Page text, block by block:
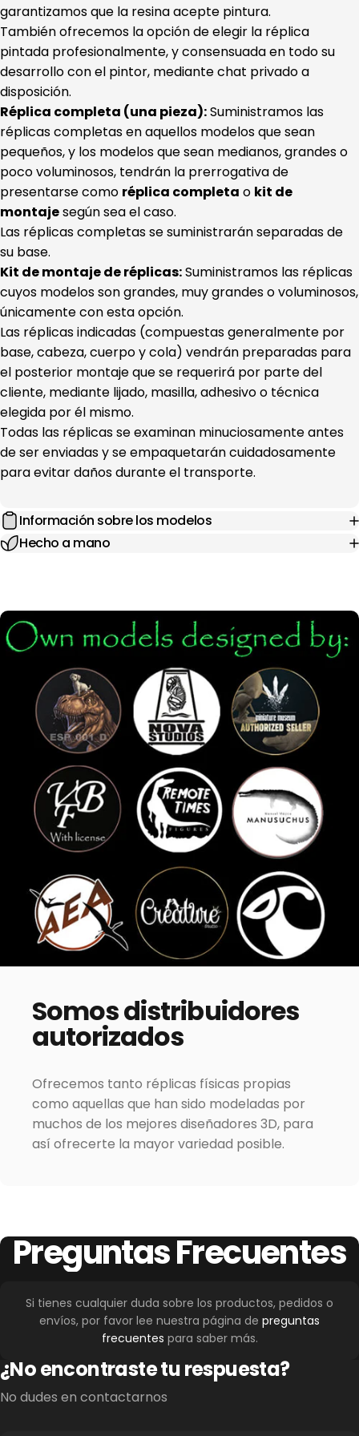
garantizamos que la resina acepte pintura.
También ofrecemos la opción de elegir la réplica
pintada profesionalmente, y consensuada en todo su
desarrollo con el pintor, mediante chat privado a
disposición.
Réplica completa (una pieza):Suministramos las
réplicas completas en aquellos modelos que sean
pequeños, y los modelos que sean medianos, grandes o
poco voluminosos, tendrán la prerrogativa de
presentarse como réplica completa o kit de
montajesegún sea el caso.
Las réplicas completas se suministrarán separadas de
su base.
Kit de montaje de réplicas:Suministramos las réplicas
cuyos modelos son grandes, muy grandes o voluminosos,
únicamente con esta opción.
Las réplicas indicadas (compuestas generalmente por
base, cabeza, cuerpo y cola) vendrán preparadas para
el posterior montaje que se requerirá por parte del
cliente, mediante lijado, masilla, adhesivo o técnica
elegida por él mismo.
Todas las réplicas se examinan minuciosamente antes
de ser enviadas y se empaquetarán cuidadosamente
para evitar daños durante el transporte.
Información sobre los modelos
Hecho a mano
Somosdistribuidores
autorizados
Ofrecemos tanto réplicas físicas propias
como aquellas que han sido modeladas por
muchos de los mejores diseñadores 3D, para
así ofrecerte la mayor variedad posible.
PreguntasFrecuentes
Si tienes cualquier duda sobre los productos, pedidos o
envíos, por favor lee nuestra página de preguntas
frecuentes para saber más.
¿No encontraste tu respuesta?
No dudes en contactarnos